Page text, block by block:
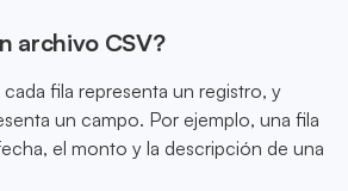
archivo CSV?
fila representa un registro, y
un campo. Por ejemplo, una fila
el monto y la descripción de una